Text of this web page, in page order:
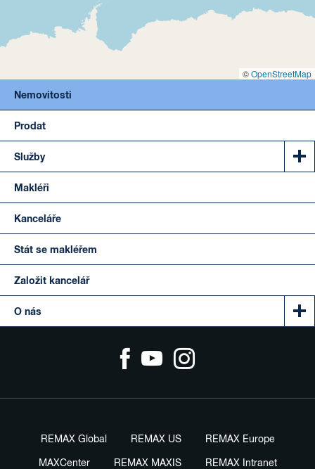
©OpenStreetMap
Nemovitosti
Prodat
Služby
Makléři
Kanceláře
Stát se makléřem
Založit kancelář
O nás
REMAX Global REMAX US REMAX Europe
MAXCenter REMAX MAXIS REMAX Intranet